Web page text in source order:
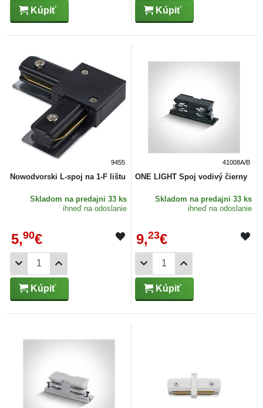
Kúpiť Kúpiť
9455
Nowodvorski L-spoj na 1-F lištu
Skladom na predajni 33 ks
ihneď na odoslanie
5,90€
Kúpiť
41008A/B
ONE LIGHT Spoj vodivý čierny
Skladom na predajni 33 ks
ihneď na odoslanie
9,23€
Kúpiť